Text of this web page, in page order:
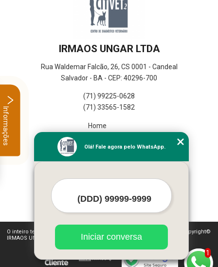
IRMAOS UNGAR LTDA
Rua Waldemar Falcão, 26, CS 0001 - Candeal
Salvador - BA - CEP: 40296-700
(71) 99225-0628
(71) 33565-1582
Home
Missão
Serviços
O inteiro teor deste site está sujeito à proteção de direitos autorais. Copyright©
IRMAOS UNGAR LTDA (Lei 9610 de 19/02/1998)
1
Olá! Fale agora pelo WhatsApp.
Iniciar conversa
Informações